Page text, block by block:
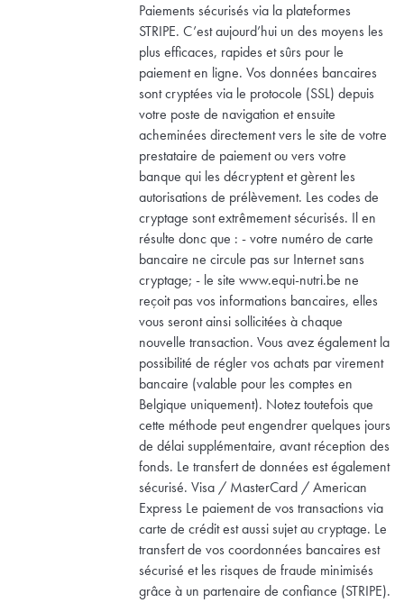
Paiements sécurisés via la plateformes
STRIPE. C’est aujourd’hui un des moyens les
plus efficaces, rapides et sûrs pour le
paiement en ligne. Vos données bancaires
sont cryptées via le protocole (SSL) depuis
votre poste de navigation et ensuite
acheminées directement vers le site de votre
prestataire de paiement ou vers votre
banque qui les décryptent et gèrent les
autorisations de prélèvement. Les codes de
cryptage sont extrêmement sécurisés. Il en
résulte donc que : - votre numéro de carte
bancaire ne circule pas sur Internet sans
cryptage; - le site www.equi-nutri.be ne
reçoit pas vos informations bancaires, elles
vous seront ainsi sollicitées à chaque
nouvelle transaction. Vous avez également la
possibilité de régler vos achats par virement
bancaire (valable pour les comptes en
Belgique uniquement). Notez toutefois que
cette méthode peut engendrer quelques jours
de délai supplémentaire, avant réception des
fonds. Le transfert de données est également
sécurisé. Visa / MasterCard / American
Express Le paiement de vos transactions via
carte de crédit est aussi sujet au cryptage. Le
transfert de vos coordonnées bancaires est
sécurisé et les risques de fraude minimisés
grâce à un partenaire de confiance (STRIPE).